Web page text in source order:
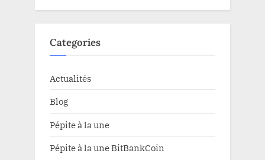
Categories
Actualités
Blog
Pépite à la une
Pépite à la une BitBankCoin